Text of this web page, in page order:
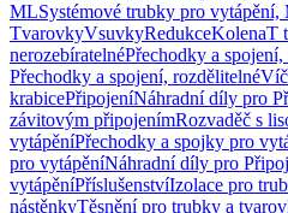
MLSystémové trubky pro vytápění,
TvarovkyVsuvkyRedukceKolenaT
nerozebíratelnéPřechodky a
Přechodky a spojení, rozdělitelné
krabicePřipojeníNáhradní díly pro
závitovým připojenímRozvaděč s
vytápěníPřechodky a spojky pro
pro vytápěníNáhradní díly pro
vytápěníPříslušenstvíIzolace pro
nástěnkyTěsnění pro trubky a